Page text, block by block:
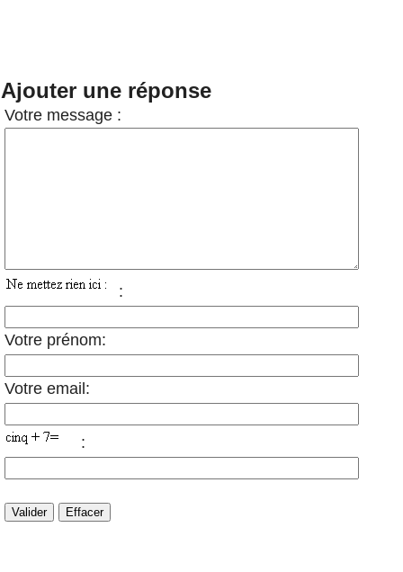
Ajouter une réponse
Votre message :
:
Votre prénom:
Votre email:
: